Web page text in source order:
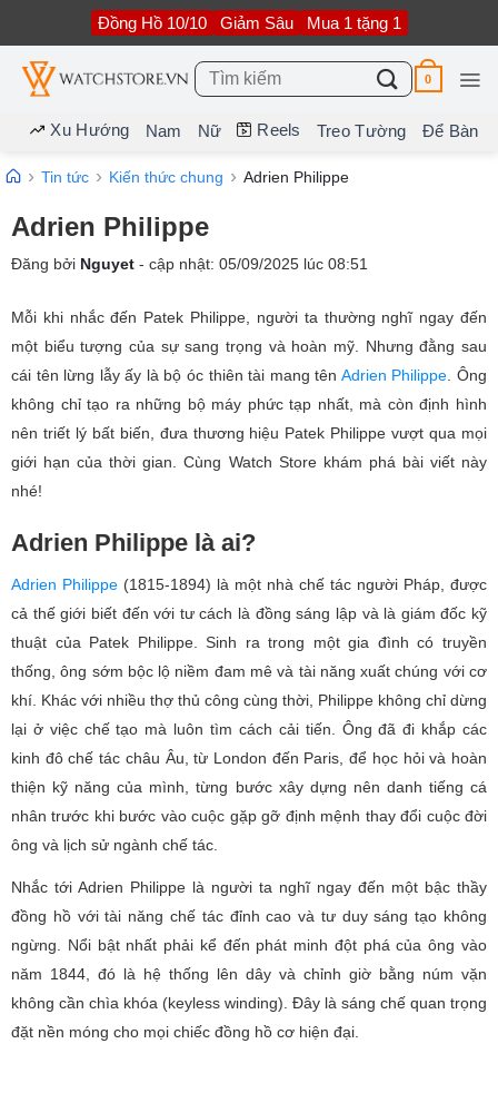
nội
dung
Đồng Hồ 10/10 Giảm Sâu Mua 1 tặng 1
Tìm
kiếm:
0
Xu Hướng Nam Nữ Reels Treo Tường Để Bàn
Tin tức Kiến thức chung Adrien Philippe
Adrien Philippe
Đăng bởi Nguyet - cập nhật: 05/09/2025 lúc 08:51
Mỗi khi nhắc đến Patek Philippe, người ta thường nghĩ ngay đến
một biểu tượng của sự sang trọng và hoàn mỹ. Nhưng đằng sau
cái tên lừng lẫy ấy là bộ óc thiên tài mang tên Adrien Philippe . Ông
không chỉ tạo ra những bộ máy phức tạp nhất, mà còn định hình
nên triết lý bất biến, đưa thương hiệu Patek Philippe vượt qua mọi
giới hạn của thời gian. Cùng Watch Store khám phá bài viết này
nhé!
Adrien Philippe là ai?
Adrien Philippe (1815-1894) là một nhà chế tác người Pháp, được
cả thế giới biết đến với tư cách là đồng sáng lập và là giám đốc kỹ
thuật của Patek Philippe. Sinh ra trong một gia đình có truyền
thống, ông sớm bộc lộ niềm đam mê và tài năng xuất chúng với cơ
khí. Khác với nhiều thợ thủ công cùng thời, Philippe không chỉ dừng
lại ở việc chế tạo mà luôn tìm cách cải tiến. Ông đã đi khắp các
kinh đô chế tác châu Âu, từ London đến Paris, để học hỏi và hoàn
thiện kỹ năng của mình, từng bước xây dựng nên danh tiếng cá
nhân trước khi bước vào cuộc gặp gỡ định mệnh thay đổi cuộc đời
ông và lịch sử ngành chế tác.
Nhắc tới Adrien Philippe là người ta nghĩ ngay đến một bậc thầy
đồng hồ với tài năng chế tác đỉnh cao và tư duy sáng tạo không
ngừng. Nổi bật nhất phải kể đến phát minh đột phá của ông vào
năm 1844, đó là hệ thống lên dây và chỉnh giờ bằng núm vặn
không cần chìa khóa (keyless winding). Đây là sáng chế quan trọng
đặt nền móng cho mọi chiếc đồng hồ cơ hiện đại.